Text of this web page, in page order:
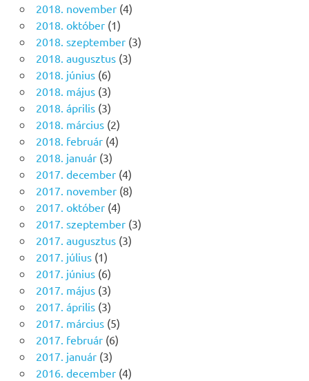
2018. november(4)
2018. október(1)
2018. szeptember(3)
2018. augusztus(3)
2018. június(6)
2018. május(3)
2018. április(3)
2018. március(2)
2018. február(4)
2018. január(3)
2017. december(4)
2017. november(8)
2017. október(4)
2017. szeptember(3)
2017. augusztus(3)
2017. július(1)
2017. június(6)
2017. május(3)
2017. április(3)
2017. március(5)
2017. február(6)
2017. január(3)
2016. december(4)